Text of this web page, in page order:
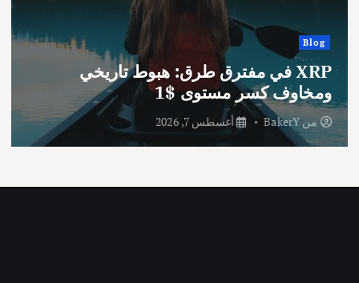
Blog
XRP في مفترق طرق: هبوط تاريخي
ومخاوف كسر مستوى $1
منBakerY أغسطس 7, 2026